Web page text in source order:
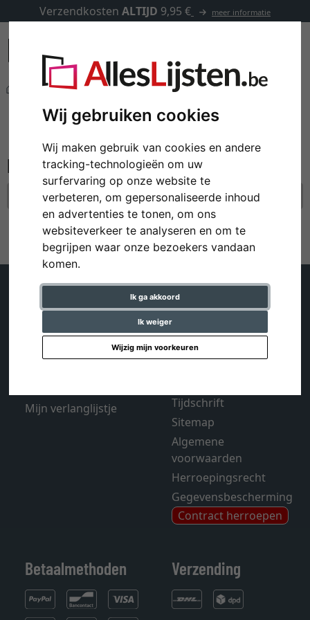
Wij gebruiken cookies
Wij maken gebruik van cookies en andere
tracking-technologieën om uw
surfervaring op onze website te
verbeteren, om gepersonaliseerde inhoud
en advertenties te tonen, om ons
websiteverkeer te analyseren en om te
begrijpen waar onze bezoekers vandaan
komen.
Ik ga akkoord
Ik weiger
Wijzig mijn voorkeuren
Verzendkosten ALTIJD 9,95 € meer informatie
Fotokaders
Houten kaders
filter: formaat: 60x75
alle filters resetten
formaat: 60x75
Contact
Mijn verlanglijstje
Help
Verzending en kosten
Tijdschrift
Sitemap
Algemene
voorwaarden
Herroepingsrecht
Gegevensbescherming
Contract herroepen
Betaalmethoden Verzending